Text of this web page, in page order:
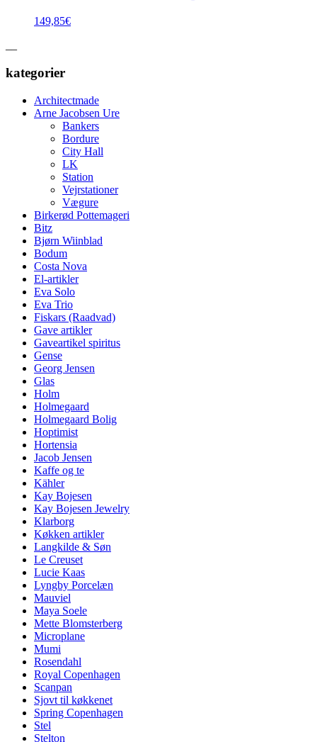
149,85€
kategorier
Architectmade
Arne Jacobsen Ure
Bankers
Bordure
City Hall
LK
Station
Vejrstationer
Vægure
Birkerød Pottemageri
Bitz
Bjørn Wiinblad
Bodum
Costa Nova
El-artikler
Eva Solo
Eva Trio
Fiskars (Raadvad)
Gave artikler
Gaveartikel spiritus
Gense
Georg Jensen
Glas
Holm
Holmegaard
Holmegaard Bolig
Hoptimist
Hortensia
Jacob Jensen
Kaffe og te
Kähler
Kay Bojesen
Kay Bojesen Jewelry
Klarborg
Køkken artikler
Langkilde & Søn
Le Creuset
Lucie Kaas
Lyngby Porcelæn
Mauviel
Maya Soele
Mette Blomsterberg
Microplane
Mumi
Rosendahl
Royal Copenhagen
Scanpan
Sjovt til køkkenet
Spring Copenhagen
Stel
Stelton